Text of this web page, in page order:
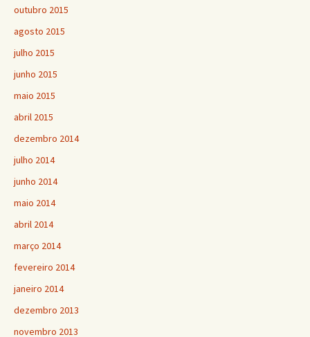
outubro 2015
agosto 2015
julho 2015
junho 2015
maio 2015
abril 2015
dezembro 2014
julho 2014
junho 2014
maio 2014
abril 2014
março 2014
fevereiro 2014
janeiro 2014
dezembro 2013
novembro 2013